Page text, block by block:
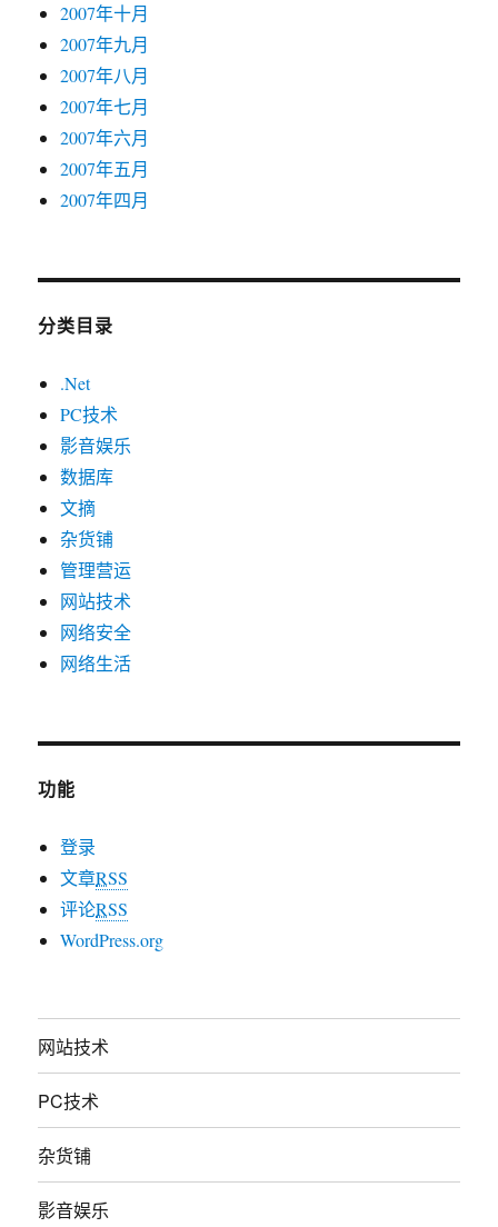
2007年十月
2007年九月
2007年八月
2007年七月
2007年六月
2007年五月
2007年四月
分类目录
.Net
PC技术
影音娱乐
数据库
文摘
杂货铺
管理营运
网站技术
网络安全
网络生活
功能
登录
文章RSS
评论RSS
WordPress.org
网站技术
PC技术
杂货铺
影音娱乐